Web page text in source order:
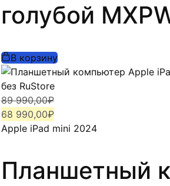
голубой
В корзину
89 990,00₽
Первоначальная
цена
составляла
68 990,00₽
Текущая
цена:
68
Apple iPad mini 2024
Планшетный